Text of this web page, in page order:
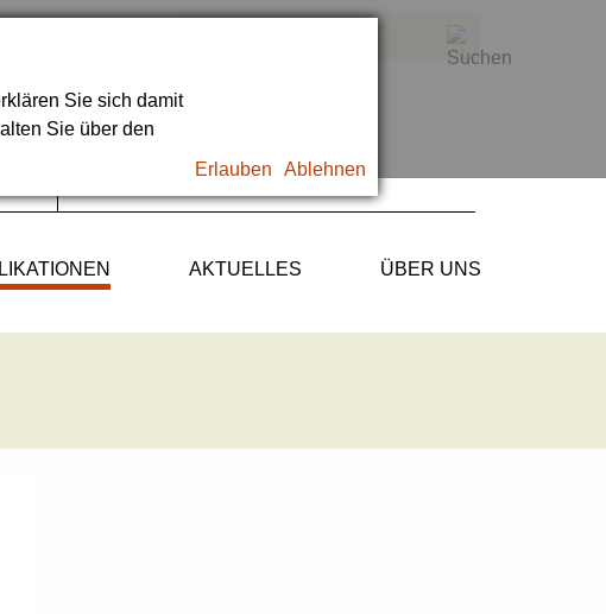
Sie sich damit
Sie über den
Erlauben Ablehnen
AKTUELLES ÜBER UNS